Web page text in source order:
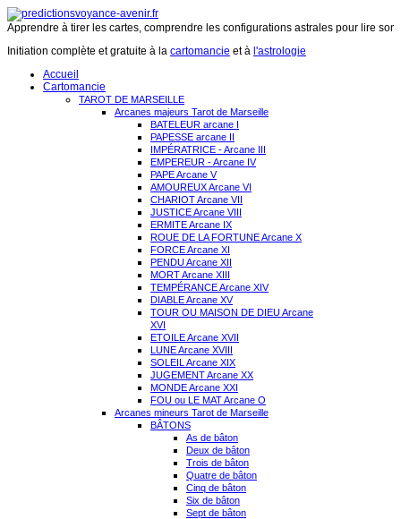
Apprendre à tirer les cartes, comprendre les configurations astrales pour lire
Initiation complète et gratuite à la cartomancie et à l'astrologie
Accueil
Cartomancie
TAROT DE MARSEILLE
Arcanes majeurs Tarot de Marseille
BATELEUR arcane I
PAPESSE arcane II
IMPÉRATRICE - Arcane III
EMPEREUR - Arcane IV
PAPE Arcane V
AMOUREUX Arcane VI
CHARIOT Arcane VII
JUSTICE Arcane VIII
ERMITE Arcane IX
ROUE DE LA FORTUNE Arcane X
FORCE Arcane XI
PENDU Arcane XII
MORT Arcane XIII
TEMPÉRANCE Arcane XIV
DIABLE Arcane XV
TOUR OU MAISON DE DIEU Arcane
XVI
ETOILE Arcane XVII
LUNE Arcane XVIII
SOLEIL Arcane XIX
JUGEMENT Arcane XX
MONDE Arcane XXI
FOU ou LE MAT Arcane O
Arcanes mineurs Tarot de Marseille
BÂTONS
As de bâton
Deux de bâton
Trois de bâton
Quatre de bâton
Cinq de bâton
Six de bâton
Sept de bâton